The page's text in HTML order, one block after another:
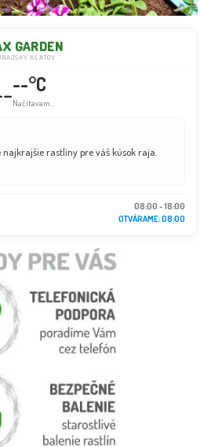
GARDEN
KLÁTOV
--°C
Načítavam...
rastliny pre váš kúsok raja.
08:00 - 18:00
OTVÁRAME: 08:00